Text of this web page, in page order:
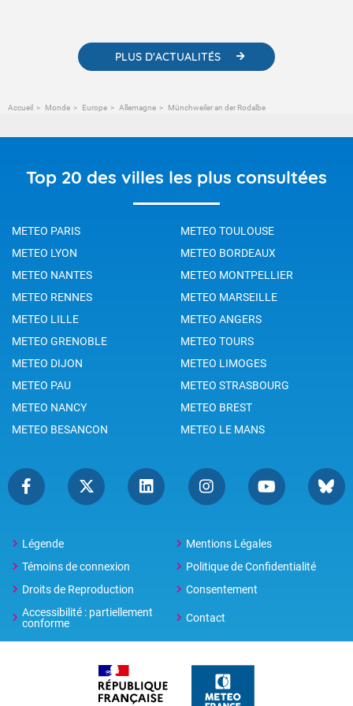
PLUS D'ACTUALITÉS
Accueil Monde Europe Allemagne Münchweiler an der Rodalbe
Top 20 des villes les plus consultées
METEO PARIS
METEO TOULOUSE
METEO LYON
METEO BORDEAUX
METEO NANTES
METEO MONTPELLIER
METEO RENNES
METEO MARSEILLE
METEO LILLE
METEO ANGERS
METEO GRENOBLE
METEO TOURS
METEO DIJON
METEO LIMOGES
METEO PAU
METEO STRASBOURG
METEO NANCY
METEO BREST
METEO BESANCON
METEO LE MANS
Légende
Mentions Légales
Témoins de connexion
Politique de Confidentialité
Droits de Reproduction
Consentement
Accessibilité : partiellement
conforme
Contact